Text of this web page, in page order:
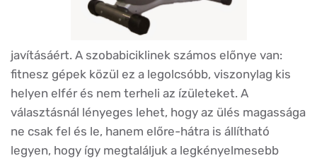
javításáért. A szobabiciklinek számos előnye van:
fitnesz gépek közül ez a legolcsóbb, viszonylag kis
helyen elfér és nem terheli az ízületeket. A
választásnál lényeges lehet, hogy az ülés magassága
ne csak fel és le, hanem előre-hátra is állítható
legyen, hogy így megtaláljuk a legkényelmesebb